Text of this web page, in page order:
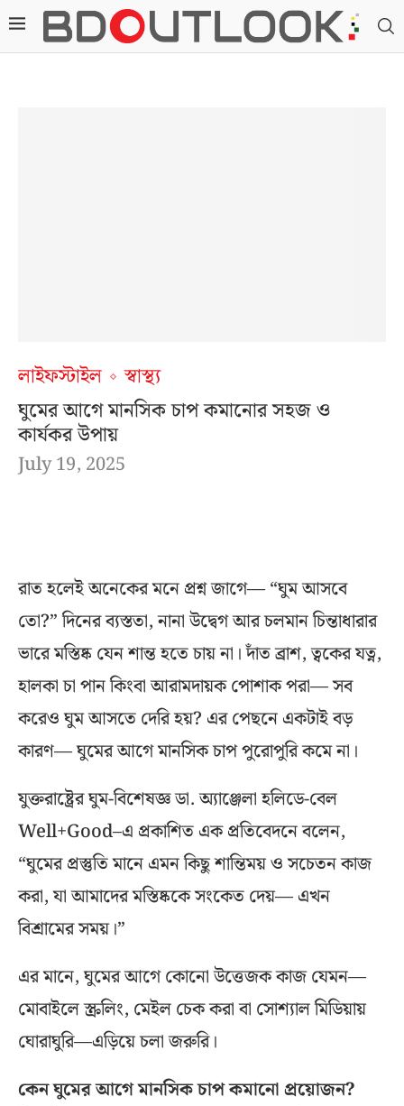
লাইফস্টাইল
স্বাস্থ্য
ঘুমের আগে মানসিক চাপ কমানোর সহজ ও
কার্যকর উপায়
July 19, 2025
রাত হলেই অনেকের মনে প্রশ্ন জাগে— “ঘুম আসবে
তো?” দিনের ব্যস্ততা, নানা উদ্বেগ আর চলমান চিন্তাধারার
ভারে মস্তিষ্ক যেন শান্ত হতে চায় না। দাঁত ব্রাশ, ত্বকের যত্ন,
হালকা চা পান কিংবা আরামদায়ক পোশাক পরা— সব
করেও ঘুম আসতে দেরি হয়? এর পেছনে একটাই বড়
কারণ— ঘুমের আগে মানসিক চাপ পুরোপুরি কমে না।
যুক্তরাষ্ট্রের ঘুম-বিশেষজ্ঞ ডা. অ্যাঞ্জেলা হলিডে-বেল
Well+Good–এ প্রকাশিত এক প্রতিবেদনে বলেন,
“ঘুমের প্রস্তুতি মানে এমন কিছু শান্তিময় ও সচেতন কাজ
করা, যা আমাদের মস্তিষ্ককে সংকেত দেয়— এখন
বিশ্রামের সময়।”
এর মানে, ঘুমের আগে কোনো উত্তেজক কাজ যেমন—
মোবাইলে স্ক্রলিং, মেইল চেক করা বা সোশ্যাল মিডিয়ায়
ঘোরাঘুরি—এড়িয়ে চলা জরুরি।
কেন ঘুমের আগে মানসিক চাপ কমানো প্রয়োজন?